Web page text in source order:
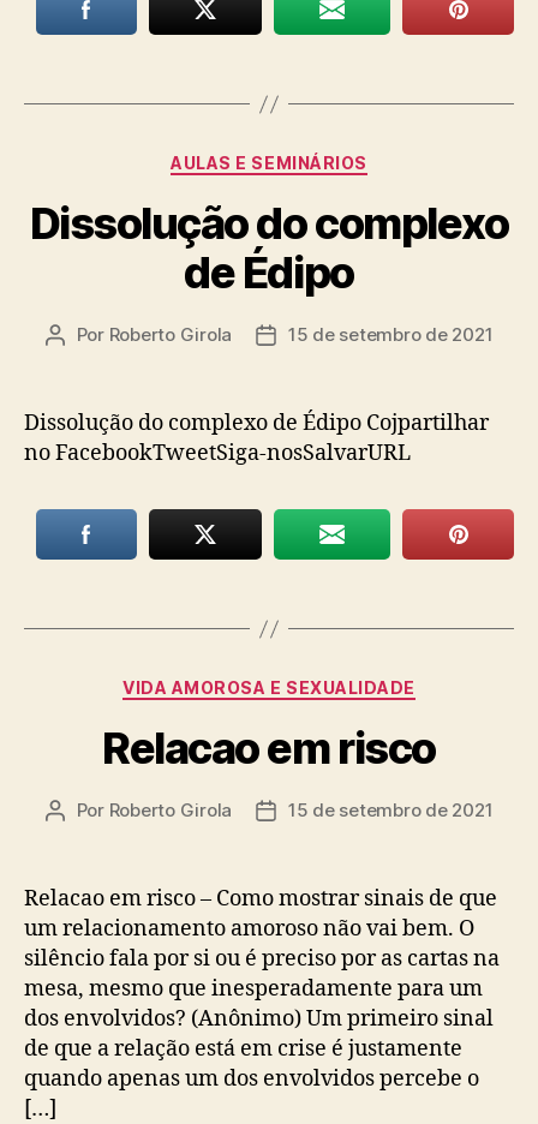
Categorias
AULAS E SEMINÁRIOS
Dissolução do complexo
de Édipo
Autor
Por Roberto Girola
Data15 de setembro de 2021
Dissolução do complexo de Édipo Cojpartilhar
no FacebookTweetSiga-nosSalvarURL
Categorias
VIDA AMOROSA E SEXUALIDADE
Relacao em risco
Autor
Por Roberto Girola
Data15 de setembro de 2021
Relacao em risco – Como mostrar sinais de que
um relacionamento amoroso não vai bem. O
silêncio fala por si ou é preciso por as cartas na
mesa, mesmo que inesperadamente para um
dos envolvidos? (Anônimo) Um primeiro sinal
de que a relação está em crise é justamente
quando apenas um dos envolvidos percebe o
[…]